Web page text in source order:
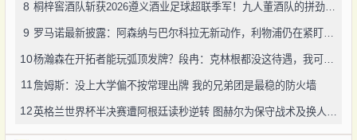
8 桐梓窖酒队斩获2026遵义酒业足球超联季军！九人董酒队的拼劲太戳人
9 罗马诺最新披露：阿森纳与巴尔科拉无新动作，利物浦仍在紧盯目标
10 杨瀚森在开拓者能玩弧顶发牌？段冉：克林根都没这待遇，我可不太看好
11詹姆斯：没上大学偏不按常理出牌 我的兄弟团是最稳的防火墙
12